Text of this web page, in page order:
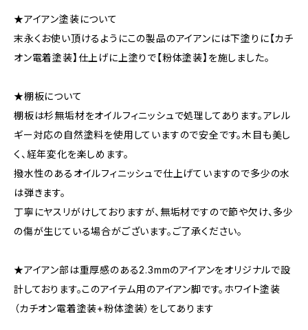
★アイアン塗装について
末永くお使い頂けるようにこの製品のアイアンには下塗りに【カチ
オン電着塗装】仕上げに上塗りで【粉体塗装】を施しました。
★棚板について
棚板は杉無垢材をオイルフィニッシュで処理してあります。アレル
ギー対応の自然塗料を使用していますので安全です。木目も美し
く、経年変化を楽しめます。
撥水性のあるオイルフィニッシュで仕上げていますので多少の水
は弾きます。
丁寧にヤスリがけしておりますが、無垢材ですので節や欠け、多少
の傷が生じている場合がございます。ご了承ください。
★アイアン部は重厚感のある2.3mmのアイアンをオリジナルで設
計しております。このアイテム用のアイアン脚です。ホワイト塗装
（カチオン電着塗装+粉体塗装）をしてあります